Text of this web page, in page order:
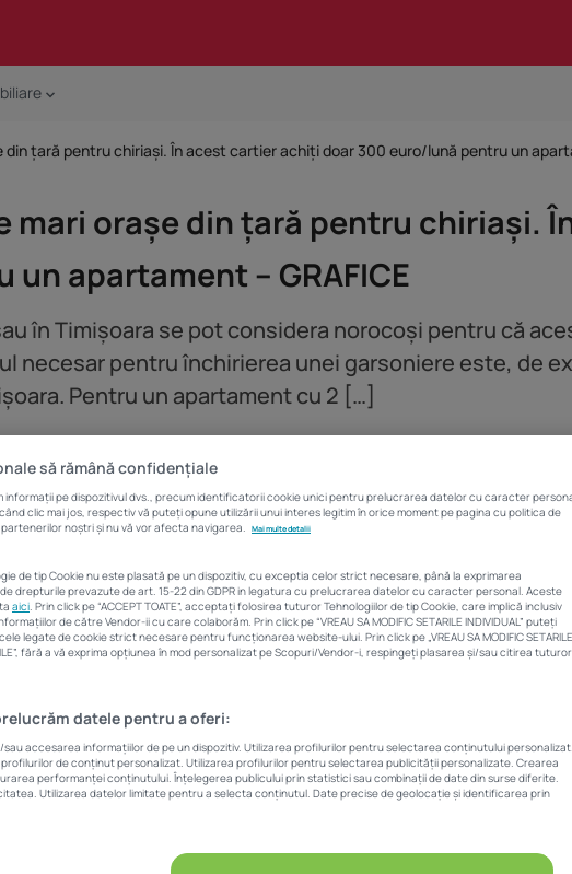
mari orașe din țară pentru chiriași.
apartament – GRAFICE
în Timișoara se pot considera norocoși pentru că
necesar pentru închirierea unei garsoniere este, de
Pentru un apartament cu 2 […]
Setează
să rămână confidențiale
informații pe dispozitivul dvs., precum identificatorii cookie unici pentru prelucrarea datelor cu caracter
clic mai jos, respectiv vă puteți opune utilizării unui interes legitim în orice moment pe pagina cu politica de
noștri și nu vă vor afecta navigarea. Mai multe detalii
de tip Cookie nu este plasată pe un dispozitiv, cu exceptia celor strict necesare, până la exprimarea
drepturile prevazute de art. 15-22 din GDPR in legatura cu prelucrarea datelor cu caracter personal. Aceste
aici. Prin click pe “ACCEPT TOATE”, acceptați folosirea tuturor Tehnologiilor de tip Cookie, care implică inclusiv
de către Vendor-ii cu care colaborăm. Prin click pe “VREAU SA MODIFIC SETARILE INDIVIDUAL” puteți
legate de cookie strict necesare pentru funcționarea website-ului. Prin click pe „VREAU SA MODIFIC SETARILE
fără a vă exprima opțiunea în mod personalizat pe Scopuri/Vendor-i, respingeți plasarea și/sau citirea tuturor
datele pentru a oferi:
accesarea informațiilor de pe un dispozitiv. Utilizarea profilurilor pentru selectarea conținutului
de conținut personalizat. Utilizarea profilurilor pentru selectarea publicității personalizate. Crearea
performanței conținutului. Înțelegerea publicului prin statistici sau combinații de date din surse diferite.
Utilizarea datelor limitate pentru a selecta conținutul. Date precise de geolocație și identificarea prin